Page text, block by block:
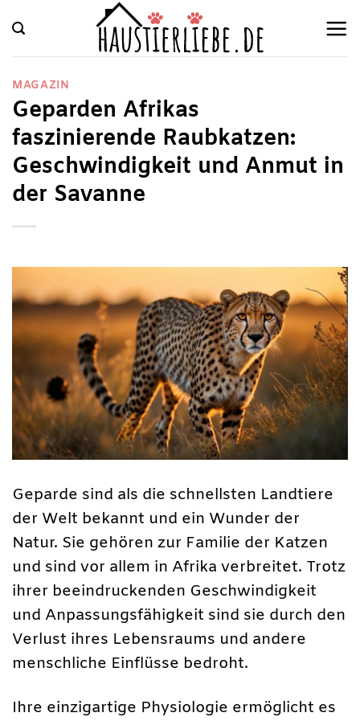
Inhalt
springen
MAGAZIN
Geparden Afrikas
faszinierende Raubkatzen:
Geschwindigkeit und Anmut in
der Savanne
Geparde sind als die schnellsten Landtiere
der Welt bekannt und ein Wunder der
Natur. Sie gehören zur Familie der Katzen
und sind vor allem in Afrika verbreitet. Trotz
ihrer beeindruckenden Geschwindigkeit
und Anpassungsfähigkeit sind sie durch den
Verlust ihres Lebensraums und andere
menschliche Einflüsse bedroht.
Ihre einzigartige Physiologie ermöglicht es